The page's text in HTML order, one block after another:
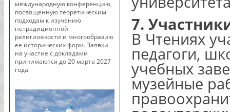
международную конференцию,
посвященную теоретическим
подходам к изучению
нетрадиционной
религиозности и многообразию
ее исторических форм. Заявки
на участие с докладами
принимаются до 20 марта 2027
года.
7.
В Чтениях
педагоги,
учебных
музейные